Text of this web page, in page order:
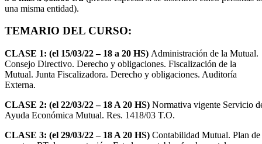
una misma entidad).
TEMARIO DEL CURSO:
CLASE 1: (el 15/03/22 – 18 a 20 HS) Administración de la Mutual.
Consejo Directivo. Derecho y obligaciones. Fiscalización de la
Mutual. Junta Fiscalizadora. Derecho y obligaciones. Auditoría
Externa.
CLASE 2: (el 22/03/22 – 18 A 20 HS) Normativa vigente Servicio
Ayuda Económica Mutual. Res. 1418/03 T.O.
CLASE 3: (el 29/03/22 – 18 A 20 HS) Contabilidad Mutual. Plan de